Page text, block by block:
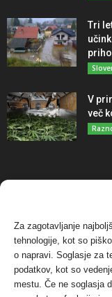
Za zagotavljanje
tehnologije, kot so
o napravi. Soglasje za
podatkov, kot so
mestu. Če ne soglasja
Tri
V
več
NAJBOLJ